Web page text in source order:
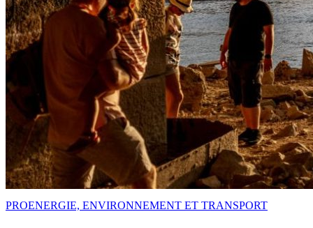
PROENERGIE, ENVIRONNEMENT ET TRANSPORT